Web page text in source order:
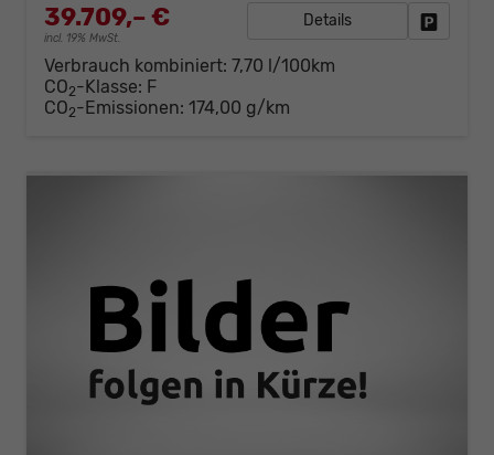
39.709,– €
incl. 19% MwSt.
Details
Verbrauch kombiniert: 7,70 l/100km
CO2-Klasse: F
CO2-Emissionen: 174,00 g/km